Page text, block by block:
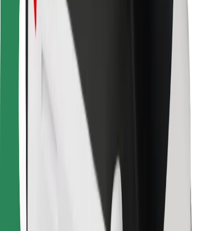
Autovadītājiem
Kurjeriem
Bolt Food
Autoparku īpašniekiem
Restorāniem
Bolt for Business
Noteikumi un nosacījumi
Saņem braucienu minūšu laikā!
Lejupielādē Bolt lietotni